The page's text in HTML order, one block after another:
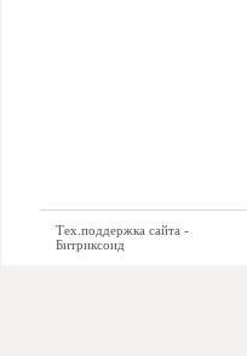
Тех.поддержка сайта -
Битриксоид